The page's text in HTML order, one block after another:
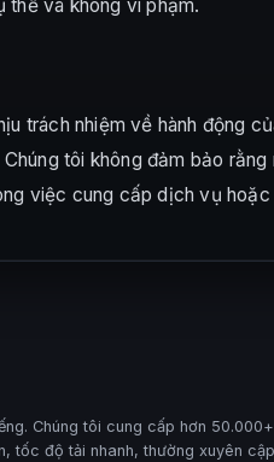
thể và không vi phạm.
trách nhiệm về hành động
tôi không đảm bảo
việc cung cấp dịch vụ
Chúng tôi cung cấp hơn
độ tải nhanh, thường xuyên